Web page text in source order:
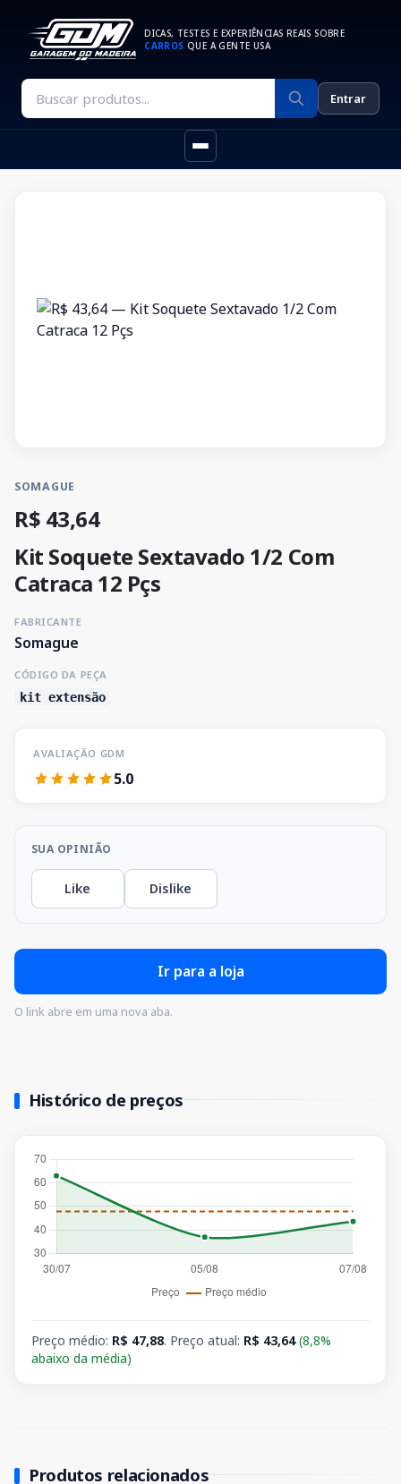
DICAS, TESTES E EXPERIÊNCIAS REAIS SOBRE
CARROS QUE A GENTE USA
Entrar
SOMAGUE
R$ 43,64
Kit Soquete Sextavado 1/2 Com
Catraca 12 Pçs
FABRICANTE
Somague
CÓDIGO DA PEÇA
kit extensão
AVALIAÇÃO GDM
5.0
SUA OPINIÃO
Like Dislike
Ir para a loja
O link abre em uma nova aba.
Histórico de preços
Preço médio: R$ 47,88. Preço atual: R$ 43,64 (8,8%
abaixo da média)
Produtos relacionados